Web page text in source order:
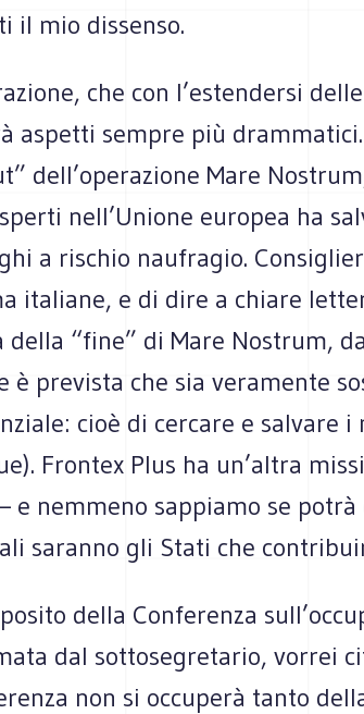
il mio dissenso.
che con l’estendersi
aspetti sempre più
dell’operazione Mare
nell’Unione europea ha
a rischio naufragio.
italiane, e di dire a chiare
“fine” di Mare Nostrum,
è prevista che sia veramente
cioè di cercare e salvare
Frontex Plus ha un’altra
e nemmeno sappiamo se
saranno gli Stati che
della Conferenza
dal sottosegretario, vorrei
non si occuperà tanto